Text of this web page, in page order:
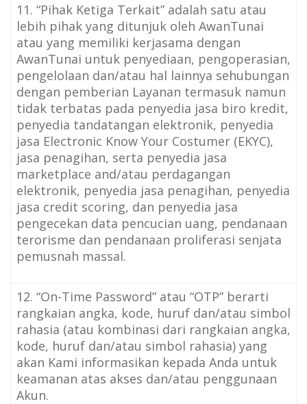
11. “Pihak Ketiga Terkait” adalah satu atau
lebih pihak yang ditunjuk oleh AwanTunai
atau yang memiliki kerjasama dengan
AwanTunai untuk penyediaan, pengoperasian,
pengelolaan dan/atau hal lainnya sehubungan
dengan pemberian Layanan termasuk namun
tidak terbatas pada penyedia jasa biro kredit,
penyedia tandatangan elektronik, penyedia
jasa Electronic Know Your Costumer (EKYC),
jasa penagihan, serta penyedia jasa
marketplace and/atau perdagangan
elektronik, penyedia jasa penagihan, penyedia
jasa credit scoring, dan penyedia jasa
pengecekan data pencucian uang, pendanaan
terorisme dan pendanaan proliferasi senjata
pemusnah massal.
12. “On-Time Password” atau “OTP” berarti
rangkaian angka, kode, huruf dan/atau simbol
rahasia (atau kombinasi dari rangkaian angka,
kode, huruf dan/atau simbol rahasia) yang
akan Kami informasikan kepada Anda untuk
keamanan atas akses dan/atau penggunaan
Akun.